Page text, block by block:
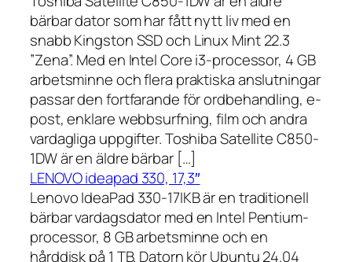
bärbar dator som har fått nytt liv med en
snabb Kingston SSD och Linux Mint 22.3
”Zena”. Med en Intel Core i3-processor, 4 GB
arbetsminne och flera praktiska anslutningar
passar den fortfarande för ordbehandling, e-
post, enklare webbsurfning, film och andra
vardagliga uppgifter. Toshiba Satellite C850-
1DW är en äldre bärbar […]
LENOVO ideapad 330, 17,3″
Lenovo IdeaPad 330-17IKB är en traditionell
bärbar vardagsdator med en Intel Pentium-
processor, 8 GB arbetsminne och en
hårddisk på 1 TB. Datorn kör Ubuntu 24.04